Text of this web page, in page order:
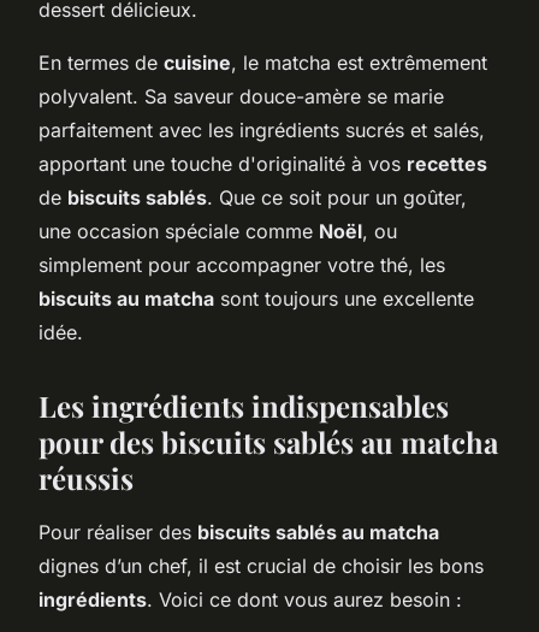
dessert délicieux.
En termes de cuisine, le matcha est extrêmement
polyvalent. Sa saveur douce-amère se marie
parfaitement avec les ingrédients sucrés et salés,
apportant une touche d'originalité à vos recettes
de biscuits sablés. Que ce soit pour un goûter,
une occasion spéciale comme Noël, ou
simplement pour accompagner votre thé, les
biscuits au matcha sont toujours une excellente
idée.
Les ingrédients indispensables
pour des biscuits sablés au matcha
réussis
Pour réaliser des biscuits sablés au matcha
dignes d’un chef, il est crucial de choisir les bons
ingrédients. Voici ce dont vous aurez besoin :